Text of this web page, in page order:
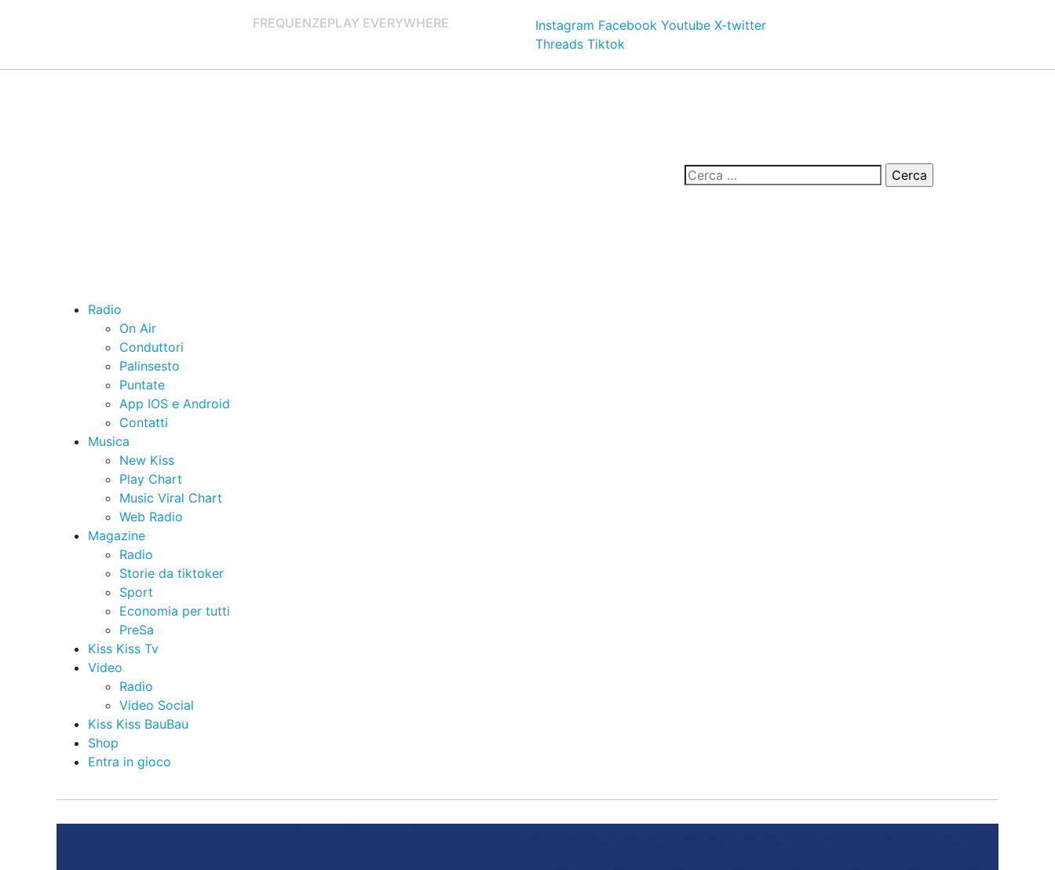
FREQUENZEPLAY EVERYWHERE Instagram Facebook Youtube X-twitter
Threads Tiktok
Radio
On Air
Conduttori
Palinsesto
Puntate
App IOS e Android
Contatti
Musica
New Kiss
Play Chart
Music Viral Chart
Web Radio
Magazine
Radio
Storie da tiktoker
Sport
Economia per tutti
PreSa
Kiss Kiss Tv
Video
Radio
Video Social
Kiss Kiss BauBau
Shop
Entra in gioco